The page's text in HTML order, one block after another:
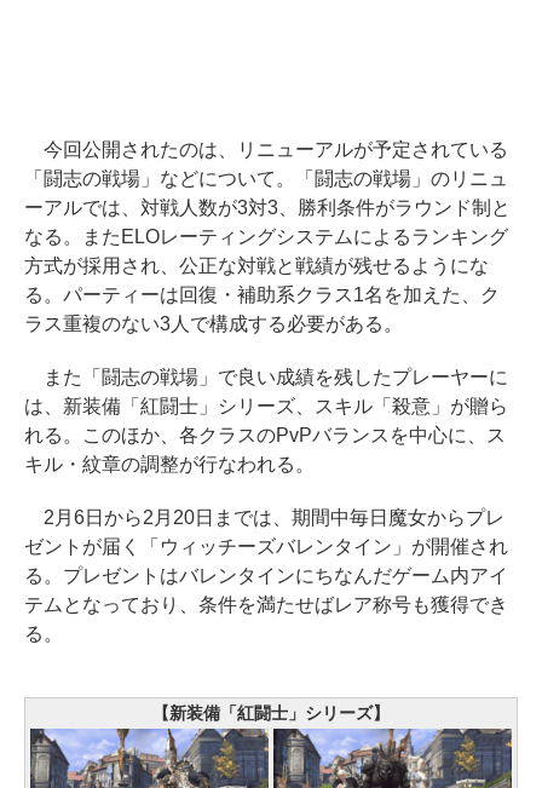
今回公開されたのは、リニューアルが予定されている
「闘志の戦場」などについて。「闘志の戦場」のリニュ
ーアルでは、対戦人数が3対3、勝利条件がラウンド制と
なる。またELOレーティングシステムによるランキング
方式が採用され、公正な対戦と戦績が残せるようにな
る。パーティーは回復・補助系クラス1名を加えた、ク
ラス重複のない3人で構成する必要がある。
また「闘志の戦場」で良い成績を残したプレーヤーに
は、新装備「紅闘士」シリーズ、スキル「殺意」が贈ら
れる。このほか、各クラスのPvPバランスを中心に、ス
キル・紋章の調整が行なわれる。
2月6日から2月20日までは、期間中毎日魔女からプレ
ゼントが届く「ウィッチーズバレンタイン」が開催され
る。プレゼントはバレンタインにちなんだゲーム内アイ
テムとなっており、条件を満たせばレア称号も獲得でき
る。
【新装備「紅闘士」シリーズ】